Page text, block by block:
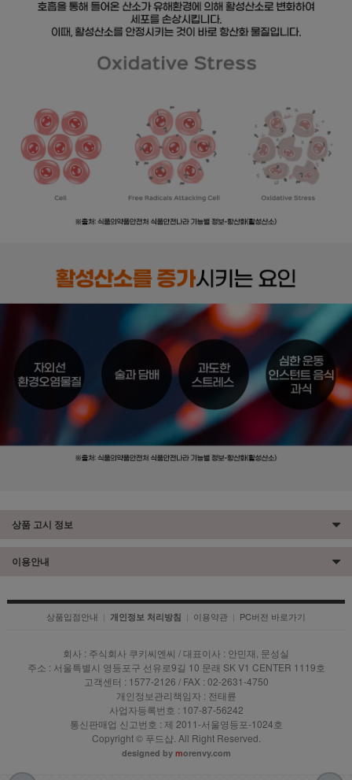
상품 고시 정보
이용안내
상품입점안내 | 개인정보 처리방침 | 이용약관 | PC버전 바로가기
회사 : 주식회사 쿠키씨엔씨 / 대표이사 : 안민재, 문성실
주소 : 서울특별시 영등포구 선유로9길 10 문래 SK V1 CENTER 1119호
고객센터 : 1577-2126 / FAX : 02-2631-4750
개인정보관리책임자 : 전태륜
사업자등록번호 : 107-87-56242
통신판매업 신고번호 : 제 2011-서울영등포-1024호
Copyright © 푸드샵. All Right Reserved.
designed by morenvy.com